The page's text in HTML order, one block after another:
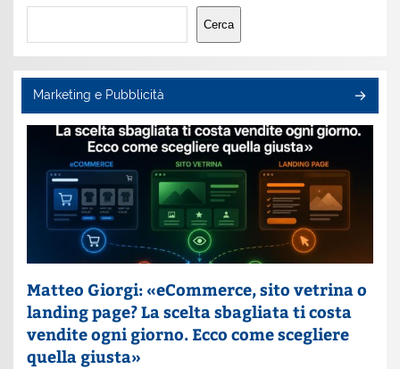
Cerca
Cerca
Marketing e Pubblicità
Matteo Giorgi: «eCommerce, sito vetrina o
landing page? La scelta sbagliata ti costa
vendite ogni giorno. Ecco come scegliere
quella giusta»